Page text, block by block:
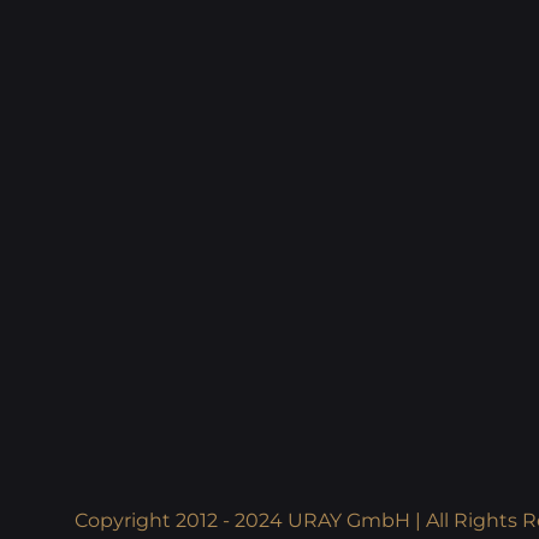
Copyright 2012 - 2024 URAY GmbH | All Rights